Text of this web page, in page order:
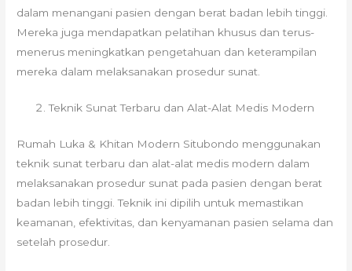
dalam menangani pasien dengan berat badan lebih tinggi.
Mereka juga mendapatkan pelatihan khusus dan terus-
menerus meningkatkan pengetahuan dan keterampilan
mereka dalam melaksanakan prosedur sunat.
Teknik Sunat Terbaru dan Alat-Alat Medis Modern
Rumah Luka & Khitan Modern Situbondo menggunakan
teknik sunat terbaru dan alat-alat medis modern dalam
melaksanakan prosedur sunat pada pasien dengan berat
badan lebih tinggi. Teknik ini dipilih untuk memastikan
keamanan, efektivitas, dan kenyamanan pasien selama dan
setelah prosedur.